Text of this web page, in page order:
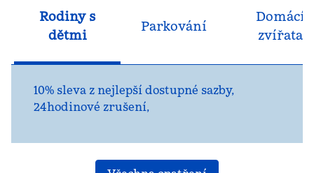
Rodiny s
dětmi
Parkování
Domácí
zvířata
10% sleva z nejlepší dostupné sazby,
24hodinové zrušení,